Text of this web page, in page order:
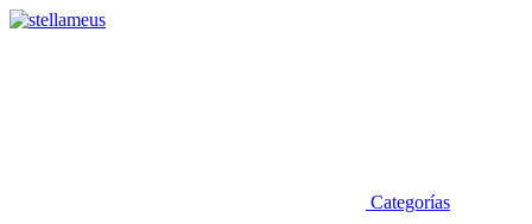
Categorías